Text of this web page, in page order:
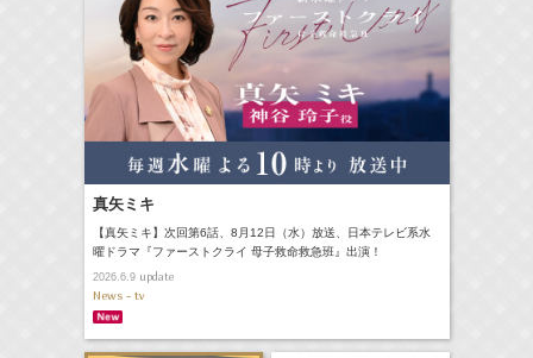
真矢ミキ
【真矢ミキ】次回第6話、8月12日（水）放送、日本テレビ系水
曜ドラマ『ファーストクライ 母子救命救急班』出演！
2026.6.9update
News - tv